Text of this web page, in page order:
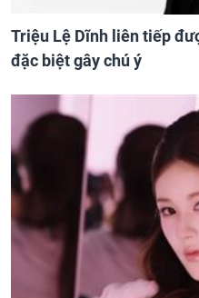
Triệu Lệ Dĩnh liên tiếp
đặc biệt gây chú ý